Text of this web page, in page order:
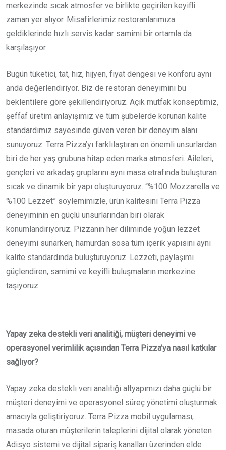
merkezinde sıcak atmosfer ve birlikte geçirilen keyifli
zaman yer alıyor. Misafirlerimiz restoranlarımıza
geldiklerinde hızlı servis kadar samimi bir ortamla da
karşılaşıyor.
Bugün tüketici, tat, hız, hijyen, fiyat dengesi ve konforu aynı
anda değerlendiriyor. Biz de restoran deneyimini bu
beklentilere göre şekillendiriyoruz. Açık mutfak konseptimiz,
şeffaf üretim anlayışımız ve tüm şubelerde korunan kalite
standardımız sayesinde güven veren bir deneyim alanı
sunuyoruz. Terra Pizza’yı farklılaştıran en önemli unsurlardan
biri de her yaş grubuna hitap eden marka atmosferi. Aileleri,
gençleri ve arkadaş gruplarını aynı masa etrafında buluşturan
sıcak ve dinamik bir yapı oluşturuyoruz. “%100 Mozzarella ve
%100 Lezzet” söylemimizle, ürün kalitesini Terra Pizza
deneyiminin en güçlü unsurlarından biri olarak
konumlandırıyoruz. Pizzanın her diliminde yoğun lezzet
deneyimi sunarken, hamurdan sosa tüm içerik yapısını aynı
kalite standardında buluşturuyoruz. Lezzeti, paylaşımı
güçlendiren, samimi ve keyifli buluşmaların merkezine
taşıyoruz.
Yapay zeka destekli veri analitiği, müşteri deneyimi ve
operasyonel verimlilik açısından Terra Pizza’ya nasıl katkılar
sağlıyor?
Yapay zeka destekli veri analitiği altyapımızı daha güçlü bir
müşteri deneyimi ve operasyonel süreç yönetimi oluşturmak
amacıyla geliştiriyoruz. Terra Pizza mobil uygulaması,
masada oturan müşterilerin taleplerini dijital olarak yöneten
Adisyo sistemi ve dijital sipariş kanalları üzerinden elde